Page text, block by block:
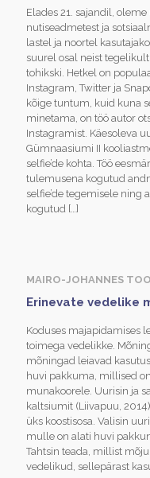
Elades 21. sajandil,
nutiseadmetest ja
lastel ja noortel
suurel osal neist
tohikski. Hetkel on
Instagram, Twitter ja
kõige tuntum, kuid kuna
minetama, on töö autor
Instagramist. Käesoleva
Gümnaasiumi II
selfie’de kohta. Töö
tulemusena kogutud
selfie’de tegemisele ning
kogutud […]
MAIRO-JOHANNES
Erinevate vedelike
Koduses majapidamises
toimega vedelikke.
mõningad leiavad
huvi pakkuma, millised
munakoorele. Uurisin ja
kaltsiumit (Liivapuu,
üks koostisosa. Valisin
mulle on alati huvi
Tahtsin teada, millist
vedelikud, sellepärast